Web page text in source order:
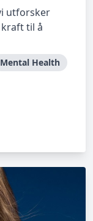
utforsker
til å
Mental Health